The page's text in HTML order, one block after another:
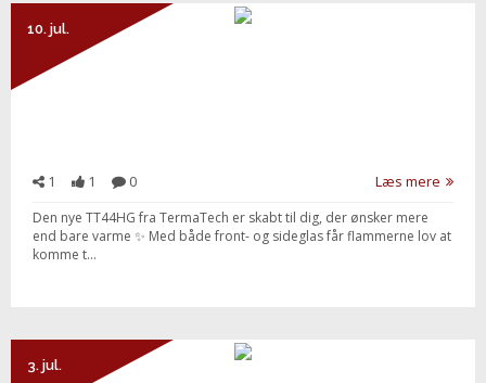
10. jul.
1 1 0 Læs mere
Den nye TT44HG fra TermaTech er skabt til dig, der ønsker mere
end bare varme ✨ Med både front- og sideglas får flammerne lov at
komme t...
3. jul.